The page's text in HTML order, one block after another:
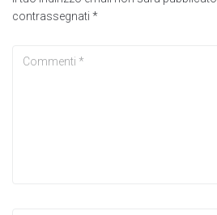
contrassegnati *